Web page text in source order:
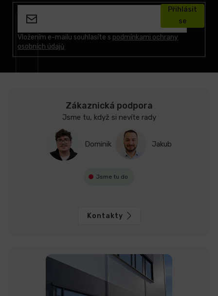
Vložením e-mailu souhlasíte s podmínkami ochrany
osobních údajů
Přihlásit
se
Zákaznická podpora
Jsme tu, když si nevíte rady
Dominik Jakub
Jsme tu do
Kontakty